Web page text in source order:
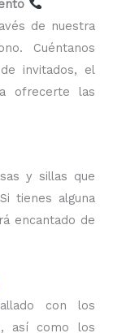
de nuestra
Cuéntanos
invitados, el
ofrecerte las
y sillas que
tienes alguna
encantado de
con los
así como los